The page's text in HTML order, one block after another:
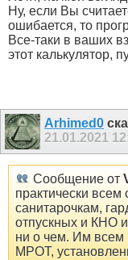
Ну, если Вы
ошибается, то
Все-таки в ваших
этот калькулятор,
Arhimed0
21.01.2021
Сообщение от
практически
санитарочкам,
отпускных и КНО
ни о чем. Им всем
МРОТ,